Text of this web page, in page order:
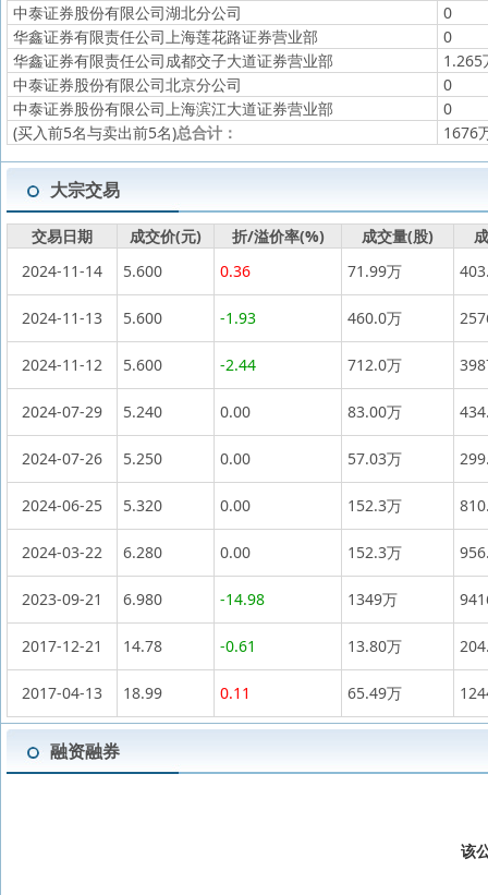
中泰证券股份有限公司湖北分公司
0
华鑫证券有限责任公司上海莲花路证券营业部
0
华鑫证券有限责任公司成都交子大道证券营业部
1.265
中泰证券股份有限公司北京分公司
0
中泰证券股份有限公司上海滨江大道证券营业部
0
(买入前5名与卖出前5名)总合计： 1676
大宗交易
交易日期 成交价(元) 折/溢价率(%) 成交量(股)
2024-11-14
5.600 0.36 71.99万
2024-11-13 5.600 -1.93 460.0万
2024-11-12 5.600 -2.44 712.0万
2024-07-29 5.240 0.00 83.00万
2024-07-26 5.250 0.00 57.03万
2024-06-25 5.320 0.00 152.3万
2024-03-22 6.280 0.00 152.3万
2023-09-21 6.980 -14.98 1349万
2017-12-21 14.78 -0.61 13.80万
2017-04-13 18.99 0.11 65.49万
融资融券
该